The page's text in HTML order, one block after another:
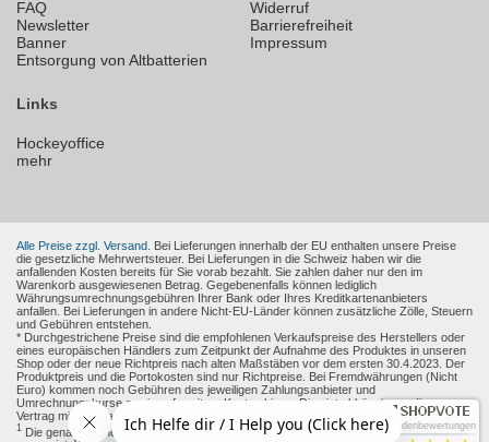
FAQ
Newsletter
Banner
Entsorgung von Altbatterien
Widerruf
Barrierefreiheit
Impressum
Links
Hockeyoffice
mehr
Alle Preise zzgl. Versand. Bei Lieferungen innerhalb der EU enthalten unsere Preise
die gesetzliche Mehrwertsteuer. Bei Lieferungen in die Schweiz haben wir die
anfallenden Kosten bereits für Sie vorab bezahlt. Sie zahlen daher nur den im
Warenkorb ausgewiesenen Betrag. Gegebenenfalls können lediglich
Währungsumrechnungsgebühren Ihrer Bank oder Ihres Kreditkartenanbieters
anfallen. Bei Lieferungen in andere Nicht-EU-Länder können zusätzliche Zölle, Steuern
und Gebühren entstehen.
* Durchgestrichene Preise sind die empfohlenen Verkaufspreise des Herstellers oder
eines europäischen Händlers zum Zeitpunkt der Aufnahme des Produktes in unseren
Shop oder der neue Richtpreis nach alten Maßstäben vor dem ersten 30.4.2023. Der
Produktpreis und die Portokosten sind nur Richtpreise. Bei Fremdwährungen (Nicht
Euro) kommen noch Gebühren des jeweiligen Zahlungsanbieter und
Umrechnungskurse sowie ggf. weitere Kosten hinzu. Dies ist abhängig von Ihren
Vertrag mit den Zahlungsanbieter.
1 Die genaue Höhe des Rabattes wird Ihnen auf der Produkt-Seite und im Warenkorb
Kundenbewertungen